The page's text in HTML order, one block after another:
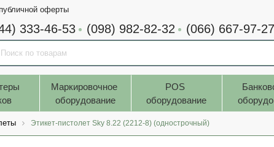
оферты
333-46-53 (098) 982-82-32 (066) 667-97-27
Маркировочное
оборудование
POS
оборудование
Этикет-пистолет Sky 8.22 (2212-8) (однострочный)